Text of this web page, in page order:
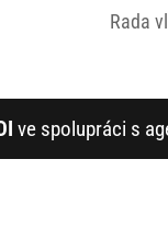
Rada
ve spolupráci s